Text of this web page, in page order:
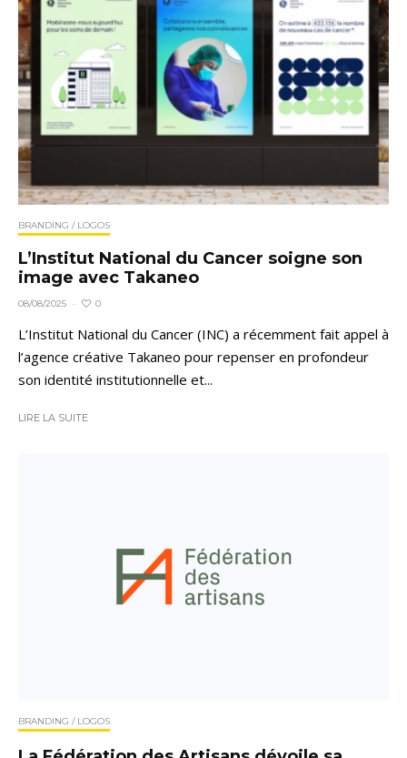
BRANDING / LOGOS
L’Institut National du Cancer soigne son
image avec Takaneo
08/08/2025 · 0
L’Institut National du Cancer (INC) a récemment fait appel à
l’agence créative Takaneo pour repenser en profondeur
son identité institutionnelle et...
LIRE LA SUITE
BRANDING / LOGOS